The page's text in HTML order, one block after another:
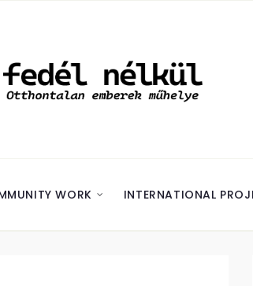
WORK INTERNATIONAL